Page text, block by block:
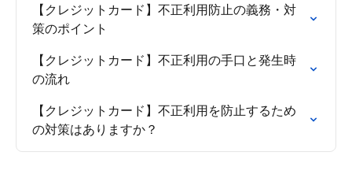
【クレジットカード】不正利用防止の義務・対
策のポイント
【クレジットカード】不正利用の手口と発生時
の流れ
【クレジットカード】不正利用を防止するため
の対策はありますか？